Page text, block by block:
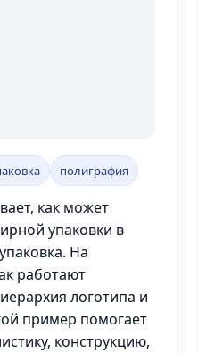
полиграфия
как может
упаковки в
На
работают
логотипа и
пример помогает
конструкцию,